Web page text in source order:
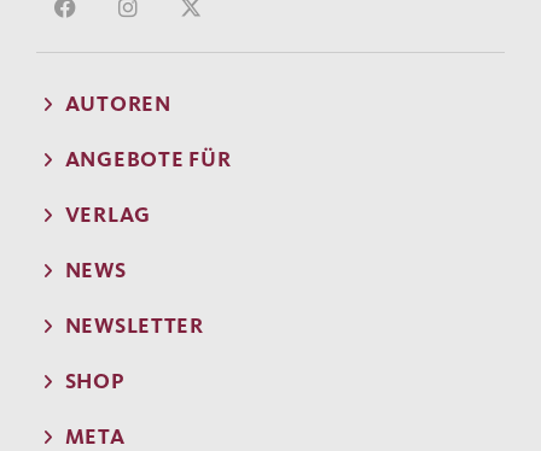
AUTOREN
ANGEBOTE FÜR
VERLAG
NEWS
NEWSLETTER
SHOP
META